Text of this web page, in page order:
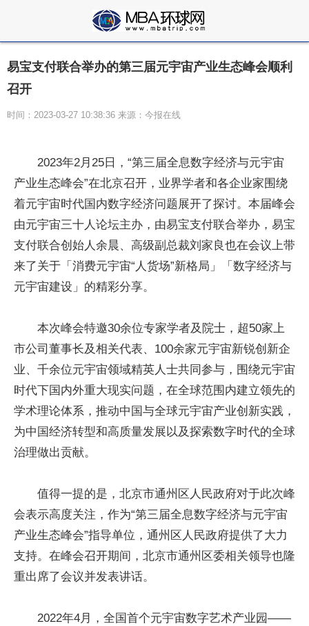
易宝支付联合举办的第三届元宇宙产业生态峰会顺利
召开
时间：2023-03-27 10:38:36 来源：今报在线
2023年2月25日，“第三届全息数字经济与元宇宙
产业生态峰会”在北京召开，业界学者和各企业家围绕
着元宇宙时代国内数字经济问题展开了探讨。本届峰会
由元宇宙三十人论坛主办，由易宝支付联合举办，易宝
支付联合创始人余晨、高级副总裁刘家良也在会议上带
来了关于「消费元宇宙“人货场”新格局」「数字经济与
元宇宙建设」的精彩分享。
本次峰会特邀30余位专家学者及院士，超50家上
市公司董事长及相关代表、100余家元宇宙新锐创新企
业、千余位元宇宙领域精英人士共同参与，围绕元宇宙
时代下国内外重大现实问题，在全球范围内建立领先的
学术理论体系，推动中国与全球元宇宙产业创新实践，
为中国经济转型和高质量发展以及探索数字时代的全球
治理做出贡献。
值得一提的是，北京市通州区人民政府对于此次峰
会表示高度关注，作为“第三届全息数字经济与元宇宙
产业生态峰会”指导单位，通州区人民政府提供了大力
支持。在峰会召开期间，北京市通州区委相关领导也隆
重出席了会议并发表讲话。
2022年4月，全国首个元宇宙数字艺术产业园——